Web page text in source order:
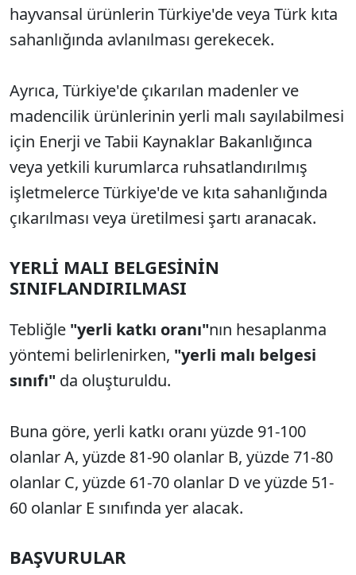
hayvansal ürünlerin Türkiye'de veya Türk kıta
sahanlığında avlanılması gerekecek.
Ayrıca, Türkiye'de çıkarılan madenler ve
madencilik ürünlerinin yerli malı sayılabilmesi
için Enerji ve Tabii Kaynaklar Bakanlığınca
veya yetkili kurumlarca ruhsatlandırılmış
işletmelerce Türkiye'de ve kıta sahanlığında
çıkarılması veya üretilmesi şartı aranacak.
YERLİ MALI BELGESİNİN
SINIFLANDIRILMASI
Tebliğle "yerli katkı oranı"nın hesaplanma
yöntemi belirlenirken, "yerli malı belgesi
sınıfı" da oluşturuldu.
Buna göre, yerli katkı oranı yüzde 91-100
olanlar A, yüzde 81-90 olanlar B, yüzde 71-80
olanlar C, yüzde 61-70 olanlar D ve yüzde 51-
60 olanlar E sınıfında yer alacak.
BAŞVURULAR